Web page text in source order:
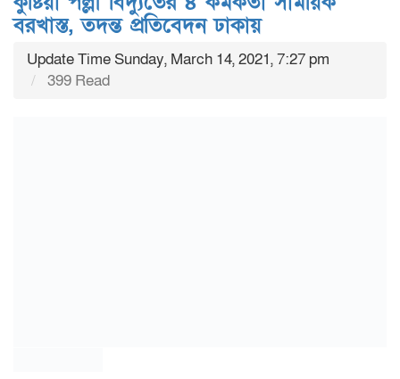
বরখাস্ত, তদন্ত প্রতিবেদন ঢাকায়
Update Time Sunday, March 14, 2021, 7:27 pm
399 Read